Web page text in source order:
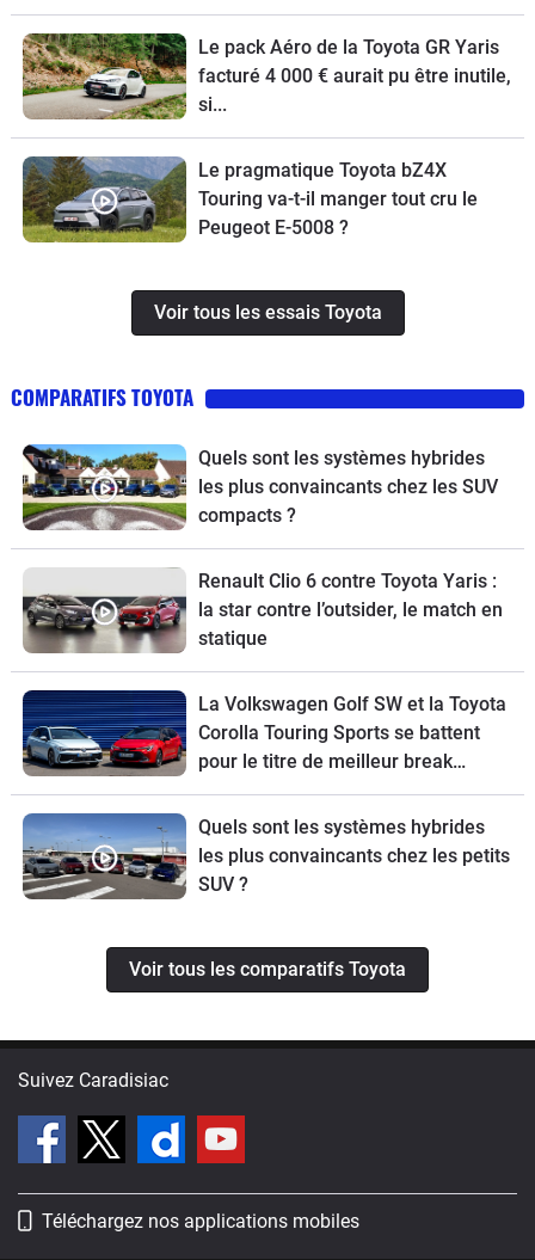
Le pack Aéro de la Toyota GR Yaris
facturé 4 000 € aurait pu être inutile,
si...
Le pragmatique Toyota bZ4X
Touring va-t-il manger tout cru le
Peugeot E-5008 ?
Voir tous les essais Toyota
COMPARATIFS TOYOTA
Quels sont les systèmes hybrides
les plus convaincants chez les SUV
compacts ?
Renault Clio 6 contre Toyota Yaris :
la star contre l’outsider, le match en
statique
La Volkswagen Golf SW et la Toyota
Corolla Touring Sports se battent
pour le titre de meilleur break
compact
Quels sont les systèmes hybrides
les plus convaincants chez les petits
SUV ?
Voir tous les comparatifs Toyota
Suivez Caradisiac
Téléchargez nos applications mobiles